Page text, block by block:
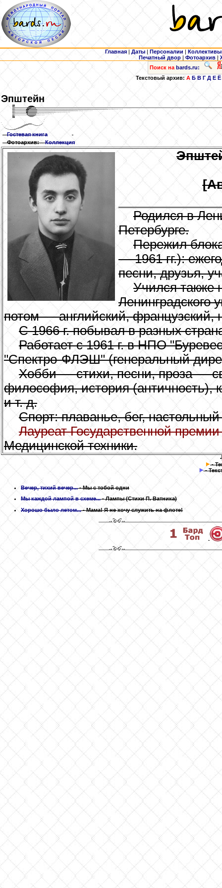
Главная | Даты | Персоналии | Коллективы
Печатный двор |Фотоархив |
Поиск на bards.ru:
Текстовый архив:А Б В Г Д Е Ё
Эпштейн
Гостевая книга
Фотоархив:
Коллекция
Родился в
Петербурге.
Пережил
— 1961 гг.):
песни, друзья,
Учился также
Ленинградского
потом — английский, французский,
С 1966 г. побывал в разных
Работает с 1961 г. в НПО
"Спектро-ФЛЭШ" (генеральный
Хобби — стихи, песни, проза —
философия, история (античность),
и т. д.
Спорт: плаванье, бег,
Лауреат Государственной
Медицинской техники.
-
-
Вечер, тихий вечер...- Мы с тобой одни
Мы каждой лампой в схеме...- Лампы(Стихи П. Ватника)
Хорошо было летом...- Мама! Я не хочу служить на флоте!